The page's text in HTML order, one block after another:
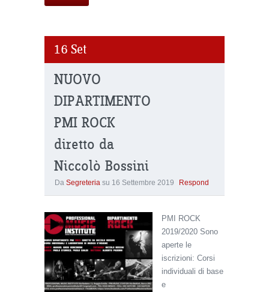
16 Set
NUOVO
DIPARTIMENTO
PMI ROCK
diretto da
Niccolò Bossini
Da Segreteria su 16 Settembre 2019 Respond
PMI ROCK
2019/2020 Sono
aperte le
iscrizioni: Corsi
individuali di base
e